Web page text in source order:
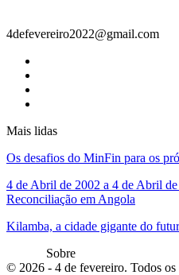
4defevereiro2022@gmail.com
Mais lidas
Os desafios do MinFin para os
4 de Abril de 2002 a 4 de Abril
Reconciliação em Angola
Kilamba, a cidade gigante do
Sobre
© 2026 - 4 de fevereiro. Todos os